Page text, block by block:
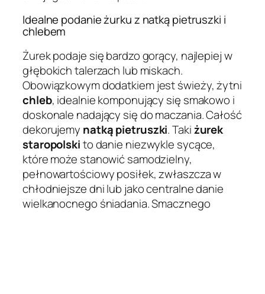
Idealne podanie żurku z natką pietruszki i
chlebem
Żurek podaje się bardzo gorący, najlepiej w
głębokich talerzach lub miskach.
Obowiązkowym dodatkiem jest świeży, żytni
chleb, idealnie komponujący się smakowo i
doskonale nadający się do maczania. Całość
dekorujemy natką pietruszki. Takiżurek
staropolskito danie niezwykle sycące,
które może stanowić samodzielny,
pełnowartościowy posiłek, zwłaszcza w
chłodniejsze dni lub jako centralne danie
wielkanocnego śniadania. Smacznego